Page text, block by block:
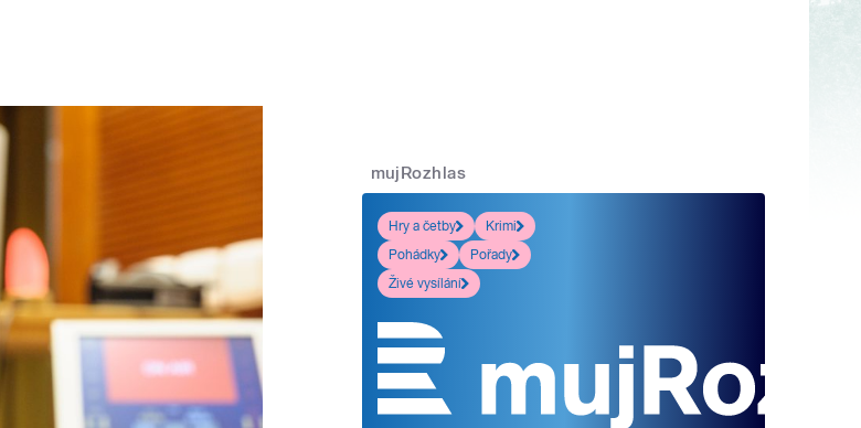
mujRozhlas
Hry a četby
Krimi
Pohádky
Pořady
Živé vysílání